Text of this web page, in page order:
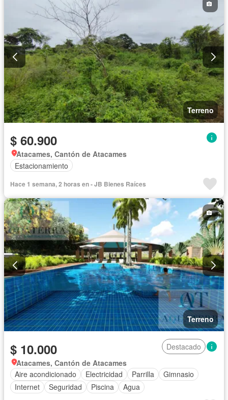
Terreno
$ 60.900
Atacames, Cantón de Atacames
Estacionamiento
Hace 1 semana, 2 horas en - JB Bienes Raíces
Terreno
$ 10.000
Destacado
Atacames, Cantón de Atacames
Aire acondicionado
Electricidad Parrilla
Gimnasio
Internet
Seguridad Piscina Agua